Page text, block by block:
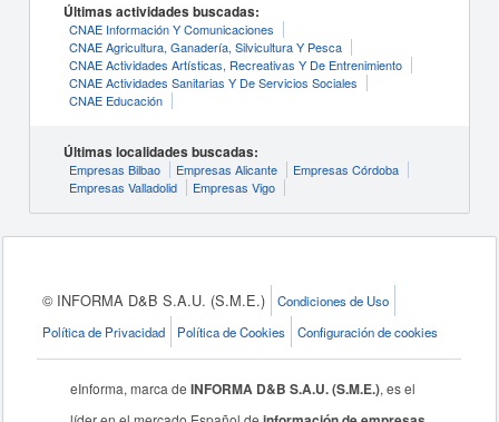
Últimas actividades buscadas:
CNAE Información Y Comunicaciones
CNAE Agricultura, Ganadería, Silvicultura Y Pesca
CNAE Actividades Artísticas, Recreativas Y De Entrenimiento
CNAE Actividades Sanitarias Y De Servicios Sociales
CNAE Educación
Últimas localidades buscadas:
Empresas Bilbao Empresas Alicante
Empresas Córdoba
Empresas Valladolid
Empresas Vigo
© INFORMA D&B S.A.U. (S.M.E.)
Condiciones de Uso
Política de Privacidad
Política de Cookies Configuración de cookies
eInforma, marca deINFORMA D&B S.A.U. (S.M.E.), es el